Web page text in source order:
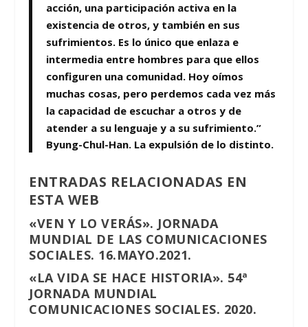
acción, una participación activa en la
existencia de otros, y también en sus
sufrimientos. Es lo único que enlaza e
intermedia entre hombres para que ellos
configuren una comunidad. Hoy oímos
muchas cosas, pero perdemos cada vez más
la capacidad de escuchar a otros y de
atender a su lenguaje y a su sufrimiento.”
Byung-Chul-Han. La expulsión de lo distinto.
ENTRADAS RELACIONADAS EN
ESTA WEB
«VEN Y LO VERÁS». JORNADA
MUNDIAL DE LAS COMUNICACIONES
SOCIALES. 16.MAYO.2021.
«LA VIDA SE HACE HISTORIA». 54ª
JORNADA MUNDIAL
COMUNICACIONES SOCIALES. 2020.